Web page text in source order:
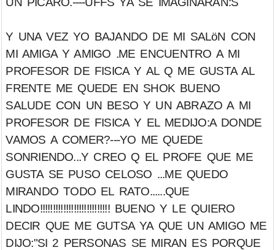
Y UNA VEZ YO BAJANDO DE MI SALöN CON
MI AMIGA Y AMIGO .ME ENCUENTRO A MI
PROFESOR DE FISICA Y AL Q ME GUSTA AL
FRENTE ME QUEDE EN SHOK BUENO
SALUDE CON UN BESO Y UN ABRAZO A MI
PROFESOR DE FISICA Y EL MEDIJO:A DONDE
VAMOS A COMER?---YO ME QUEDE
SONRIENDO...Y CREO Q EL PROFE QUE ME
GUSTA SE PUSO CELOSO ...ME QUEDO
MIRANDO TODO EL RATO......QUE
LINDO!!!!!!!!!!!!!!!!!!!!!!!!!!! BUENO Y LE QUIERO
DECIR QUE ME GUTSA YA QUE UN AMIGO ME
DIJO:"SI 2 PERSONAS SE MIRAN ES PORQUE